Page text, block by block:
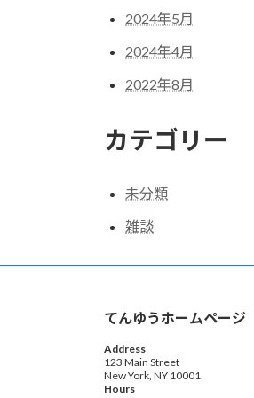
2024年5月
2024年4月
2022年8月
カテゴリー
未分類
雑談
てんゆうホームページ
Address
123 Main Street
New York, NY 10001
Hours